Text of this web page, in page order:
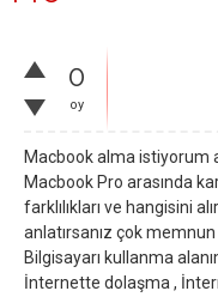
0
oy
Macbook alma istiyorum
Macbook Pro arasında
farklılıkları ve hangisini
anlatırsanız çok
Bilgisayarı kullanma
İnternette dolaşma ,